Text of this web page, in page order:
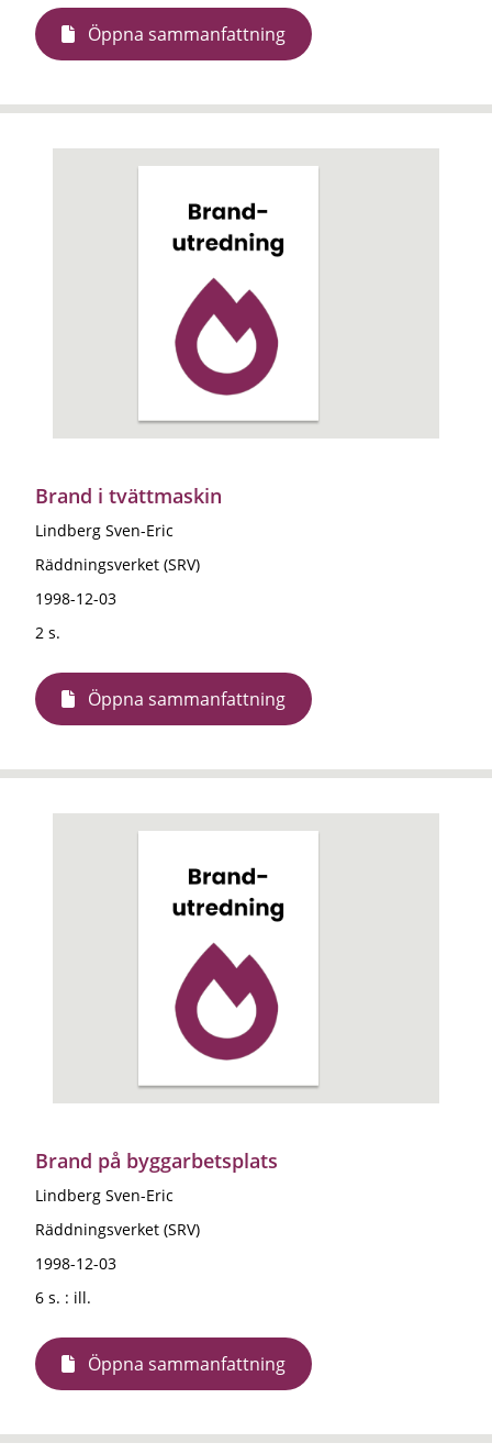
Öppna sammanfattning
Brand i tvättmaskin
Lindberg Sven-Eric
Räddningsverket (SRV)
1998-12-03
2 s.
Öppna sammanfattning
Brand på byggarbetsplats
Lindberg Sven-Eric
Räddningsverket (SRV)
1998-12-03
6 s. : ill.
Öppna sammanfattning